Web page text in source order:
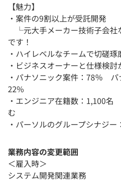
【魅力】
・案件の9割以上が受託開発
└元大手メーカー技術子会社
です！
・ハイレベルなチームで切磋
・ビジネスオーナーと仕様検
・パナソニック案件：78％ パ
22%
・エンジニア在籍数：1,100
む
・パーソルのグループシナジ
業務内容の変更範囲
＜雇入時＞
システム開発関連業務